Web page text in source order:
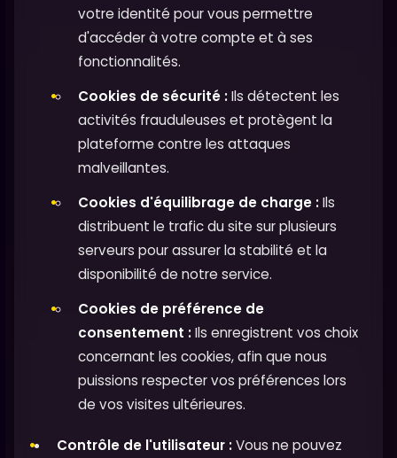
votre identité pour vous permettre
d'accéder à votre compte et à ses
fonctionnalités.
Cookies de sécurité :Ils détectent les
activités frauduleuses et protègent la
plateforme contre les attaques
malveillantes.
Cookies d'équilibrage de charge :Ils
distribuent le trafic du site sur plusieurs
serveurs pour assurer la stabilité et la
disponibilité de notre service.
Cookies de préférence de
consentement :Ils enregistrent vos choix
concernant les cookies, afin que nous
puissions respecter vos préférences lors
de vos visites ultérieures.
Contrôle de l'utilisateur :Vous ne pouvez